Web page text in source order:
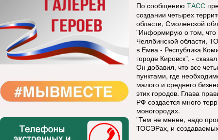
По сообщению ТАСС
создании четырех
области, Смоленской
"Информирую о том, что
Челябинской области,
в Емва - Республика
городе Кировск", -
Он добавил, что все
пунктами, где
малого и среднего
этих городов. Глава
РФ создается много
моногородах.
"Тем не менее, надо
ТОСЭРах, и